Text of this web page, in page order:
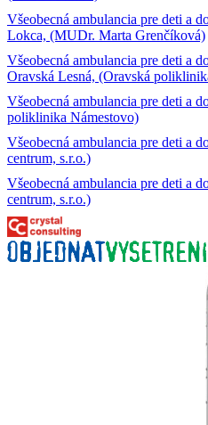
Všeobecná ambulancia pre deti a
Lokca, (MUDr. Marta Grenčíková)
Všeobecná ambulancia pre deti a
Oravská Lesná, (Oravská
Všeobecná ambulancia pre deti a
poliklinika Námestovo)
Všeobecná ambulancia pre deti a
centrum, s.r.o.)
Všeobecná ambulancia pre deti a
centrum, s.r.o.)